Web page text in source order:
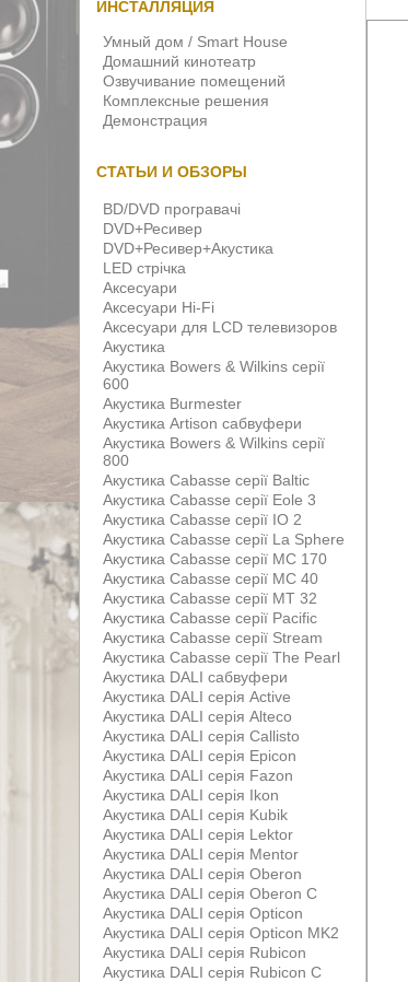
ИНСТАЛЛЯЦИЯ
Умный дом / Smart House
Домашний кинотеатр
Озвучивание помещений
Комплексные решения
Демонстрация
СТАТЬИ И ОБЗОРЫ
BD/DVD програвачі
DVD+Ресивер
DVD+Ресивер+Акустика
LED стрічка
Аксесуари
Аксесуари Hi-Fi
Аксесуари для LCD телевизоров
Акустика
Акустика Bowers & Wilkins серії
600
Акустика Burmester
Акустика Artison сабвуфери
Акустика Bowers & Wilkins серії
800
Акустика Cabasse серії Baltic
Акустика Cabasse серії Eole 3
Акустика Cabasse серії IO 2
Акустика Cabasse серії La Sphere
Акустика Cabasse серії MC 170
Акустика Cabasse серії MC 40
Акустика Cabasse серії MT 32
Акустика Cabasse серії Pacific
Акустика Cabasse серії Stream
Акустика Cabasse серії The Pearl
Акустика DALI сабвуфери
Акустика DALI серія Active
Акустика DALI серія Alteco
Акустика DALI серія Callisto
Акустика DALI серія Epicon
Акустика DALI серія Fazon
Акустика DALI серія Ikon
Акустика DALI серія Kubik
Акустика DALI серія Lektor
Акустика DALI серія Mentor
Акустика DALI серія Oberon
Акустика DALI серія Oberon С
Акустика DALI серія Opticon
Акустика DALI серія Opticon MK2
Акустика DALI серія Rubicon
Акустика DALI серія Rubicon С